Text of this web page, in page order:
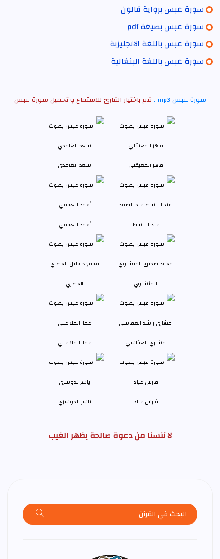
سورة عبس برواية قالون
سورة عبس بصيغة pdf
سورة عبس باللغة الانجليزية
سورة عبس باللغة البنغالية
سورة عبس mp3 : قم باختيار القارئ للاستماع و تحميل سورة عبس
ماهر المعيقلي سعد الغامدي
عبد الباسط أحمد العجمي
المنشاوي الحصري
مشاري العفاسي عمار الملا علي
فارس عباد ياسر الدوسري
لا تنسنا من دعوة صالحة بظهر الغيب